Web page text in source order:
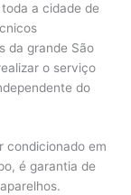
a cidade de
da grande São
o serviço
do
condicionado em
é garantia de